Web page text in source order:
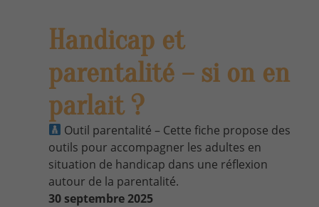
Handicap et
parentalité – si on en
parlait ?
Outil parentalité – Cette fiche propose des
outils pour accompagner les adultes en
situation de handicap dans une réflexion
autour de la parentalité.
30 septembre 2025